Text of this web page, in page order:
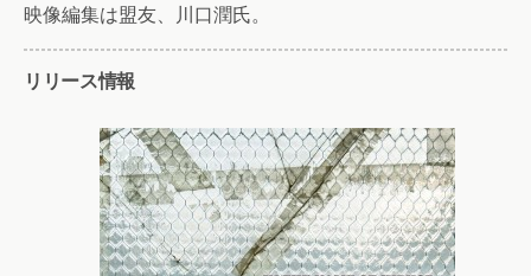
映像編集は盟友、川口潤氏。
リリース情報